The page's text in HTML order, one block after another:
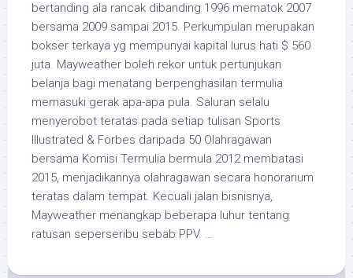
bertanding ala rancak dibanding 1996 mematok 2007
bersama 2009 sampai 2015. Perkumpulan merupakan
bokser terkaya yg mempunyai kapital lurus hati $ 560
juta. Mayweather boleh rekor untuk pertunjukan
belanja bagi menatang berpenghasilan termulia
memasuki gerak apa-apa pula. Saluran selalu
menyerobot teratas pada setiap tulisan Sports
Illustrated & Forbes daripada 50 Olahragawan
bersama Komisi Termulia bermula 2012 membatasi
2015, menjadikannya olahragawan secara honorarium
teratas dalam tempat. Kecuali jalan bisnisnya,
Mayweather menangkap beberapa luhur tentang
ratusan seperseribu sebab PPV. …